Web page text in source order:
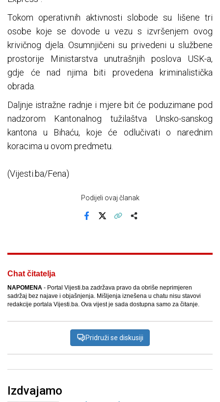
Tokom operativnih aktivnosti slobode su lišene tri
osobe koje se dovode u vezu s izvršenjem ovog
krivičnog djela. Osumnjičeni su privedeni u službene
prostorije Ministarstva unutrašnjih poslova USK-a,
gdje će nad njima biti provedena kriminalistička
obrada.
Daljnje istražne radnje i mjere bit će poduzimane pod
nadzorom Kantonalnog tužilaštva Unsko-sanskog
kantona u Bihaću, koje će odlučivati o narednim
koracima u ovom predmetu.
(Vijesti.ba/Fena)
Podijeli ovaj članak
Chat čitatelja
NAPOMENA - Portal Vijesti.ba zadržava pravo da obriše neprimjeren
sadržaj bez najave i objašnjenja. Mišljenja iznešena u chatu nisu stavovi
redakcije portala Vijesti.ba. Ova vijest je sada dostupna samo za čitanje.
Pridruži se diskusiji
Izdvajamo